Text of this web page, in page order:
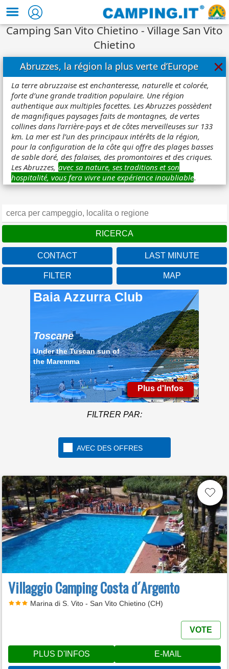
Camping San Vito Chietino - Village San Vito
Chietino
Abruzzes, la région la plus verte d’Europe ×
La terre abruzzaise est enchanteresse, naturelle et colorée,
forte d’une grande tradition populaire. Une région
authentique aux multiples facettes. Les Abruzzes possèdent
de magnifiques paysages faits de montagnes, de vertes
collines dans l’arrière-pays et de côtes merveilleuses sur 133
km. La mer est l’un des principaux intérêts de la région,
pour la configuration de la côte qui offre des plages basses
de sable doré, des falaises, des promontoires et des criques.
Les Abruzzes, avec sa nature, ses traditions et son
hospitalité, vous fera vivre une expérience inoubliable.
CONTACT LAST MINUTE
FILTER MAP
Baia Azzurra Club
Toscane
Under the Tuscan sun of
the Maremma
Plus d'Infos
FILTRER PAR:
AVEC DES OFFRES
Villaggio Camping Costa d´Argento
Marina di S. Vito - San Vito Chietino (CH)
VOTE
PLUS D'INFOS E-MAIL